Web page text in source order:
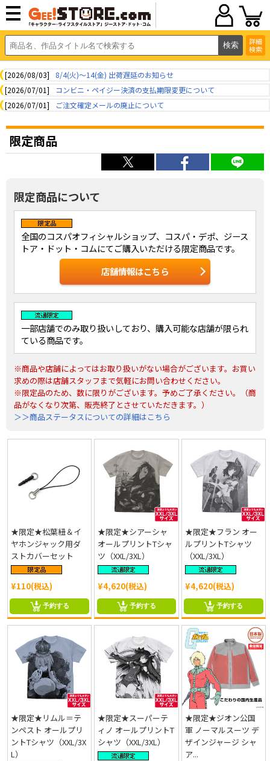
詳細
検索
[2026/08/03]
8/4(火)～14(金) 出荷遅延のお知らせ
[2026/07/01]
コンビニ・ペイジー決済の支払期限変更について
[2026/07/01]
ご注文確定メールの廃止について
限定商品
限定商品について
全国のコスパオフィシャルショップ、コスパ・デポ、ジース
トア・ドット・コムにてご購入いただける限定商品です。
店舗情報はこちら
一部店舗でのみ取り扱いしており、購入可能な店舗が限られ
ている商品です。
※商品や店舗によってはお取り扱いがない場合がございます。お買い
求めの際は店舗スタッフまで気軽にお問い合わせください。
※限定品のため、数に限りがございます。予めご了承ください。（商
品がなくなり次第、販売終了とさせていただきます。）
＞＞商品ステータスについての詳細はこちら
★限定★松葉紐＆イ
ヤホンジャック用ダ
ストカバーセット
¥110(税込)
予約する
★限定★シアーシャ
オールプリントTシャ
ツ（XXL/3XL）
¥4,620(税込)
予約する
★限定★フラン オー
ルプリントTシャツ
（XXL/3XL）
¥4,620(税込)
予約する
★限定★リムル＝テ
ンペスト オールプリ
ントTシャツ（XXL/3X
L）
★限定★スーパーテ
ィノ オールプリントT
シャツ（XXL/3XL）
★限定★ジオン公国
軍 ノーマルスーツ デ
ザインジャージ シャ
ア...